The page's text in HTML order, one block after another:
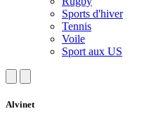
Sports d'hiver
Tennis
Voile
Sport aux US
Alvinet